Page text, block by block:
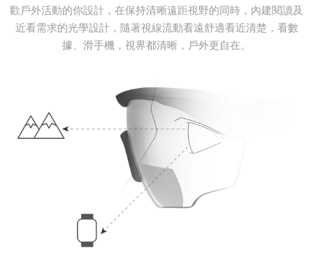
歡戶外活動的你設計，在保持清晰遠距視野的同時，內建閱讀及
近看需求的光學設計，隨著視線流動看遠舒適看近清楚，看數
據、滑手機，視界都清晰，戶外更自在。